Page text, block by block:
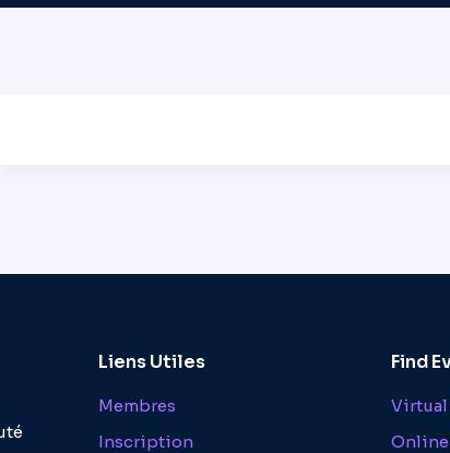
Liens Utiles
Membres
Inscription
Find
Virtual